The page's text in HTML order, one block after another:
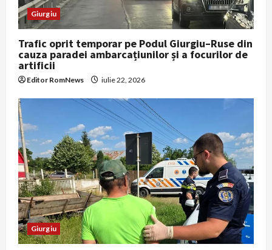
Giurgiu
Trafic oprit temporar pe Podul Giurgiu–Ruse din
cauza paradei ambarcațiunilor și a focurilor de
artificii
Editor RomNews iulie 22, 2026
Giurgiu